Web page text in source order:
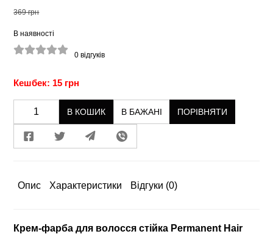
369 грн
В наявності
0 відгуків
Кешбек: 15 грн
В КОШИК В БАЖАНІ ПОРІВНЯТИ
Опис Характеристики Відгуки (0)
Крем-фарба для волосся стійка Permanent Hair